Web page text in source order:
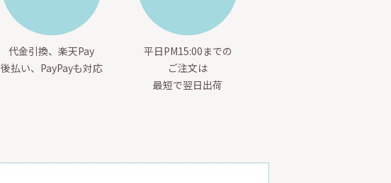
代金引換、楽天Pay
後払い、PayPayも対応
平日PM15:00までの
ご注文は
最短で翌日出荷